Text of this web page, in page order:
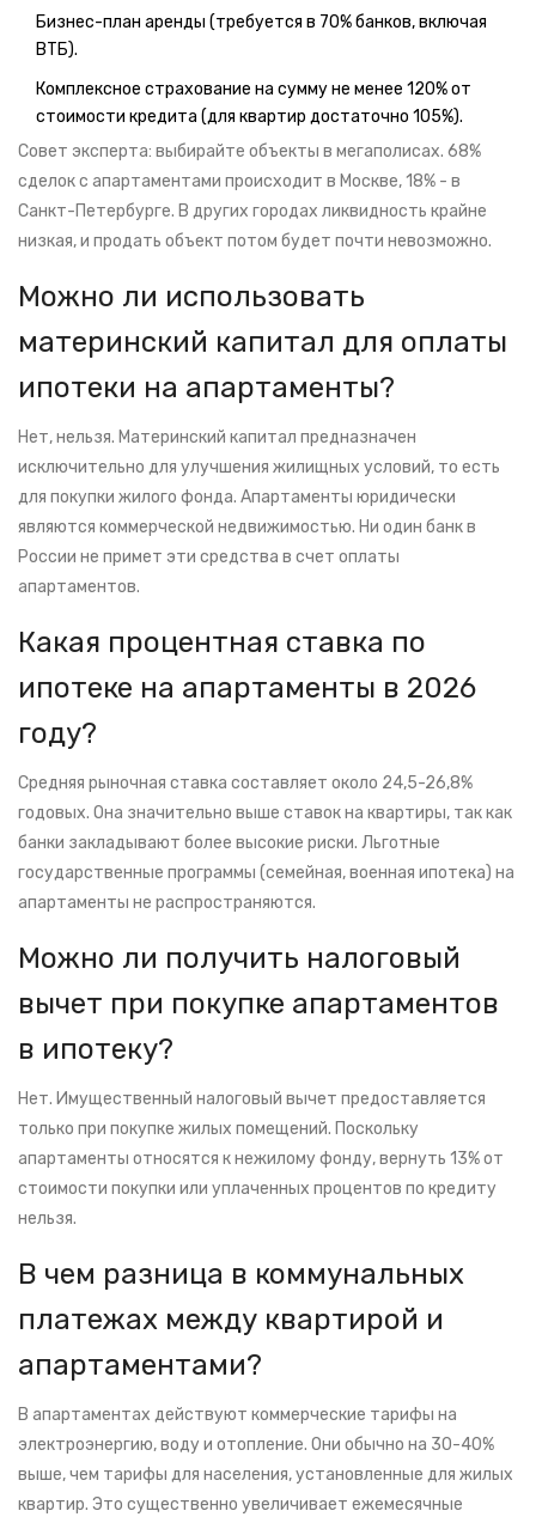
Бизнес-план аренды (требуется в 70% банков, включая
ВТБ).
Комплексное страхование на сумму не менее 120% от
стоимости кредита (для квартир достаточно 105%).
Совет эксперта: выбирайте объекты в мегаполисах. 68%
сделок с апартаментами происходит в Москве, 18% - в
Санкт-Петербурге. В других городах ликвидность крайне
низкая, и продать объект потом будет почти невозможно.
Можно ли использовать
материнский капитал для оплаты
ипотеки на апартаменты?
Нет, нельзя. Материнский капитал предназначен
исключительно для улучшения жилищных условий, то есть
для покупки жилого фонда. Апартаменты юридически
являются коммерческой недвижимостью. Ни один банк в
России не примет эти средства в счет оплаты
апартаментов.
Какая процентная ставка по
ипотеке на апартаменты в 2026
году?
Средняя рыночная ставка составляет около 24,5-26,8%
годовых. Она значительно выше ставок на квартиры, так как
банки закладывают более высокие риски. Льготные
государственные программы (семейная, военная ипотека) на
апартаменты не распространяются.
Можно ли получить налоговый
вычет при покупке апартаментов
в ипотеку?
Нет. Имущественный налоговый вычет предоставляется
только при покупке жилых помещений. Поскольку
апартаменты относятся к нежилому фонду, вернуть 13% от
стоимости покупки или уплаченных процентов по кредиту
нельзя.
В чем разница в коммунальных
платежах между квартирой и
апартаментами?
В апартаментах действуют коммерческие тарифы на
электроэнергию, воду и отопление. Они обычно на 30-40%
выше, чем тарифы для населения, установленные для жилых
квартир. Это существенно увеличивает ежемесячные